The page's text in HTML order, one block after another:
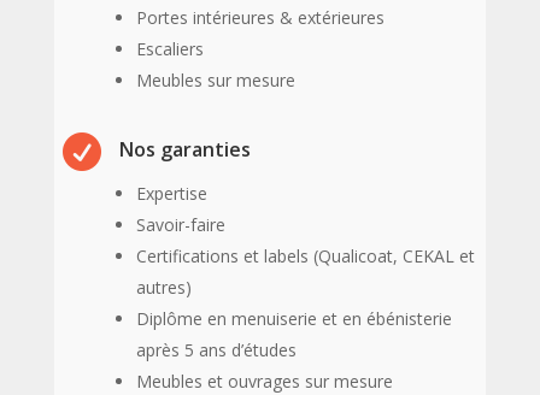
Portes intérieures & extérieures
Escaliers
Meubles sur mesure
 Nos garanties
Expertise
Savoir-faire
Certifications et labels (Qualicoat, CEKAL et
autres)
Diplôme en menuiserie et en ébénisterie
après 5 ans d’études
Meubles et ouvrages sur mesure